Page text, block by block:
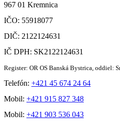
967 01 Kremnica
IČO: 55918077
DIČ: 2122124631
IČ DPH: SK2122124631
Register: OR OS Banská Bystrica, oddiel:
Telefón: +421 45 674 24 64
Mobil: +421 915 827 348
Mobil: +421 903 536 043